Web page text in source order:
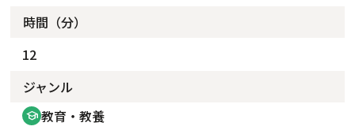
時間（分）
12
ジャンル
school 教育・教養